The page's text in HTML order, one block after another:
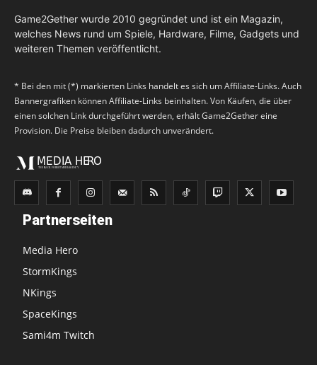
Game2Gether wurde 2010 gegründet und ist ein Magazin,
welches News rund um Spiele, Hardware, Filme, Gadgets und
weiteren Themen veröffentlicht.
* Bei den mit (*) markierten Links handelt es sich um Affiliate-Links. Auch
Bannergrafiken können Affiliate-Links beinhalten. Von Käufen, die über
einen solchen Link durchgeführt werden, erhält Game2Gether eine
Provision. Die Preise bleiben dadurch unverändert.
Partnerseiten
Media Hero
StormKings
NKings
SpaceKings
Sami4m Twitch